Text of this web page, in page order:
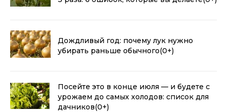
Дождливый год: почему лук нужно
убирать раньше обычного(0+)
Посейте это в конце июля — и будете с
урожаем до самых холодов: список для
дачников(0+)